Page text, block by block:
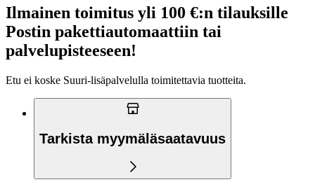
Ilmainen toimitus yli 100 €:n tilauksille
Postin pakettiautomaattiin tai
palvelupisteeseen!
Etu ei koske Suuri‑lisäpalvelulla toimitettavia tuotteita.
Tarkista myymäläsaatavuus